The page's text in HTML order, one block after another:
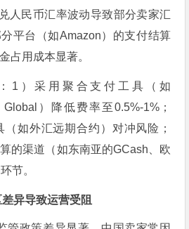
人民币汇率波动导致部分卖家汇
平台（如Amazon）的支付结算
占用成本显著。
1）采用聚合支付工具（如
）降低费率至0.5%-1%；
如外汇远期合约）对冲风险；
的渠道（如东南亚的GCash、欧
节。
异导致运营受阻